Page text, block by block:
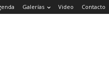
Galerías Video Contacto